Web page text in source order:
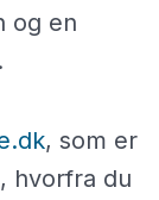
og en
, som er
hvorfra du